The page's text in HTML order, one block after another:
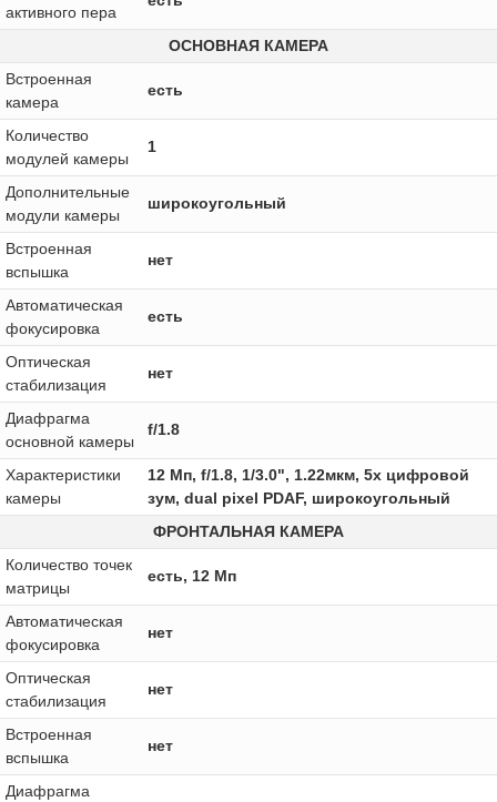
активного пера
ОСНОВНАЯ КАМЕРА
Встроенная
камера
есть
Количество
модулей камеры
1
Дополнительные
модули камеры
широкоугольный
Встроенная
вспышка
нет
Автоматическая
фокусировка
есть
Оптическая
стабилизация
нет
Диафрагма
основной камеры
f/1.8
Характеристики
камеры
12 Мп, f/1.8, 1/3.0", 1.22мкм, 5x цифровой
зум, dual pixel PDAF, широкоугольный
ФРОНТАЛЬНАЯ КАМЕРА
Количество точек
матрицы
есть, 12 Мп
Автоматическая
фокусировка
нет
Оптическая
стабилизация
нет
Встроенная
вспышка
нет
Диафрагма